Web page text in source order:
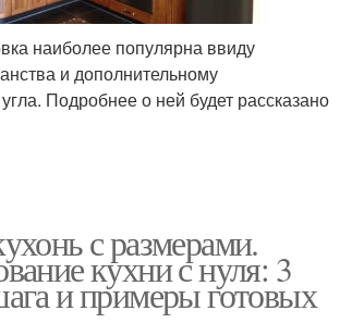
наиболее популярна ввиду
и дополнительному
Подробнее о ней будет рассказано
с размерами.
кухни с нуля: 3
и примеры готовых